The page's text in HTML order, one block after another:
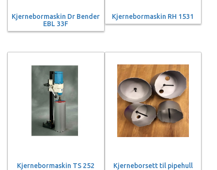
Kjernebormaskin Dr Bender
EBL 33F
Kjernebormaskin RH 1531
Kjernebormaskin TS 252 Kjerneborsett til pipehull